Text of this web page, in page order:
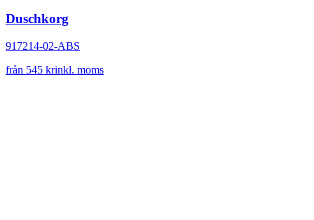
Duschkorg
917214-02-ABS
från 545 krinkl. moms